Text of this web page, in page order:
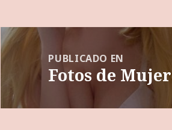
Navegación
de
entradas
PUBLICADO EN
Fotos de